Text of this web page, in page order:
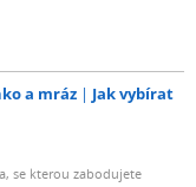
a mráz
Jak vybírat
se kterou zabodujete